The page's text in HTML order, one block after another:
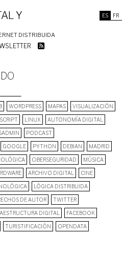
ES FR
Y
DISTRIBUIDA
WORDPRESS MAPAS VISUALIZACIÓN
LINUX AUTONOMÍA DIGITAL
PODCAST
GOOGLE PYTHON DEBIAN MADRID
CIBERSEGURIDAD MÚSICA
ARCHIVO DIGITAL CINE
LÓGICA DISTRIBUIDA
DE AUTOR TWITTER
DIGITAL FACEBOOK
TURISTIFICACIÓN OPENDATA